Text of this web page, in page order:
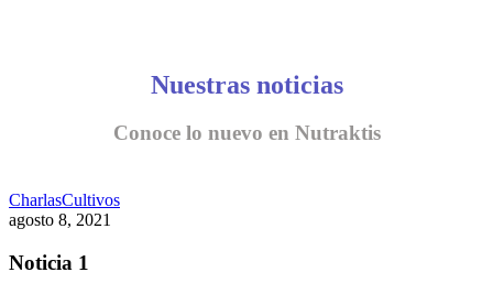
Nuestras noticias
Conoce lo nuevo en Nutraktis
CharlasCultivos
agosto 8, 2021
Noticia 1